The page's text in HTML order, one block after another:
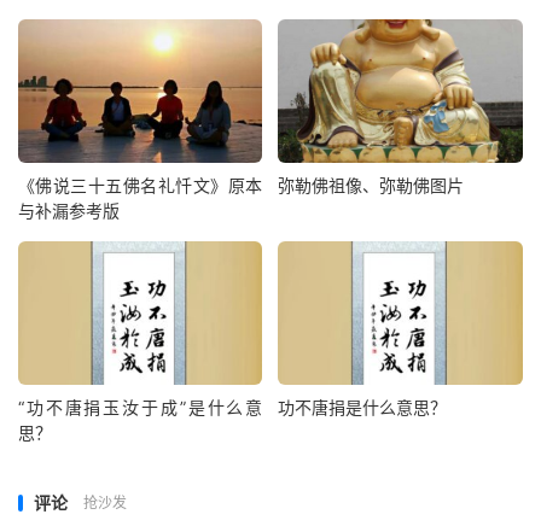
《佛说三十五佛名礼忏文》原本
与补漏参考版
弥勒佛祖像、弥勒佛图片
“功不唐捐玉汝于成”是什么意
思？
功不唐捐是什么意思？
评论 抢沙发